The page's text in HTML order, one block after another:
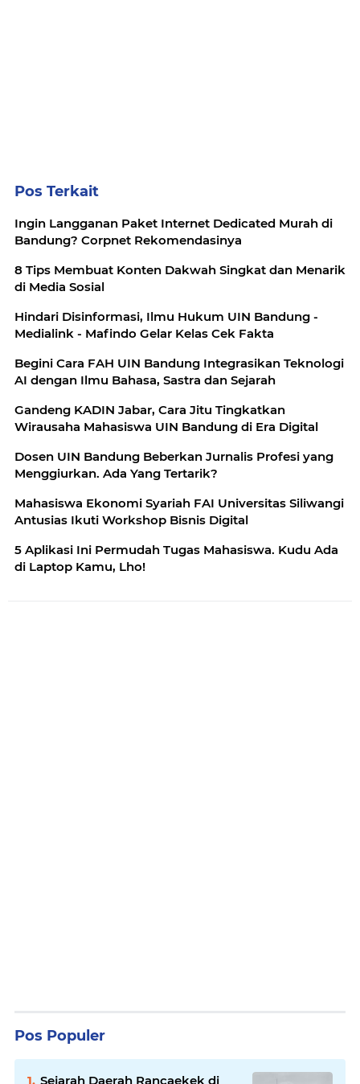
Pos Terkait
Ingin Langganan Paket Internet Dedicated Murah di
Bandung? Corpnet Rekomendasinya
8 Tips Membuat Konten Dakwah Singkat dan Menarik
di Media Sosial
Hindari Disinformasi, Ilmu Hukum UIN Bandung -
Medialink - Mafindo Gelar Kelas Cek Fakta
Begini Cara FAH UIN Bandung Integrasikan Teknologi
AI dengan Ilmu Bahasa, Sastra dan Sejarah
Gandeng KADIN Jabar, Cara Jitu Tingkatkan
Wirausaha Mahasiswa UIN Bandung di Era Digital
Dosen UIN Bandung Beberkan Jurnalis Profesi yang
Menggiurkan. Ada Yang Tertarik?
Mahasiswa Ekonomi Syariah FAI Universitas Siliwangi
Antusias Ikuti Workshop Bisnis Digital
5 Aplikasi Ini Permudah Tugas Mahasiswa. Kudu Ada
di Laptop Kamu, Lho!
Pos Populer
Sejarah Daerah Rancaekek di